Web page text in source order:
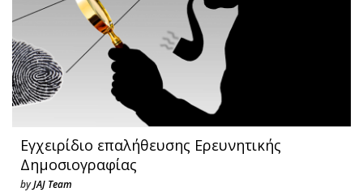
Εγχειρίδιο επαλήθευσης Ερευνητικής
Δημοσιογραφίας
byJAJ Team